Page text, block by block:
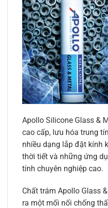
Apollo Silicone Glass &
cao cấp, lưu hóa trung
nhiều dạng lắp đặt kính
thời tiết và những ứng
tính chuyên nghiệp cao.
Chất trám Apollo Glass
ra một mối nối chống